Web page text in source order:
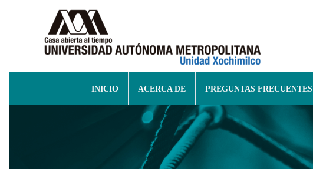
INICIO ACERCA DE PREGUNTAS FRECUENTES